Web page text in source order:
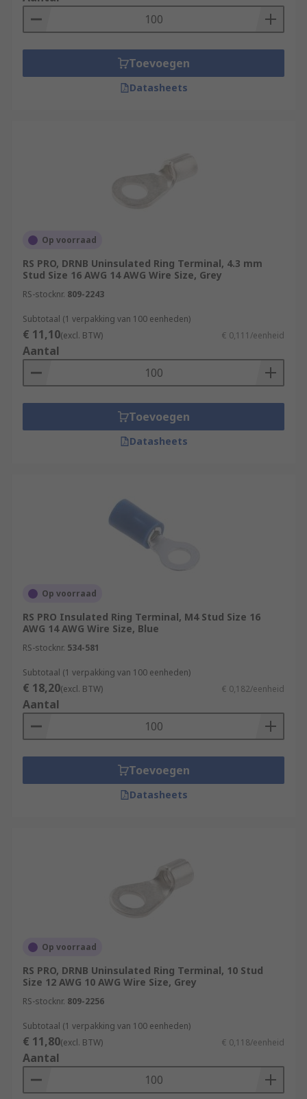
Toevoegen
Datasheets
Op voorraad
RS PRO, DRNB Uninsulated Ring Terminal, 4.3 mm
Stud Size 16 AWG 14 AWG Wire Size, Grey
RS-stocknr. 809-2243
Subtotaal (1 verpakking van 100 eenheden)
€ 11,10(excl. BTW) € 0,111/eenheid
Aantal
Toevoegen
Datasheets
Op voorraad
RS PRO Insulated Ring Terminal, M4 Stud Size 16
AWG 14 AWG Wire Size, Blue
RS-stocknr. 534-581
Subtotaal (1 verpakking van 100 eenheden)
€ 18,20(excl. BTW) € 0,182/eenheid
Aantal
Toevoegen
Datasheets
Op voorraad
RS PRO, DRNB Uninsulated Ring Terminal, 10 Stud
Size 12 AWG 10 AWG Wire Size, Grey
RS-stocknr. 809-2256
Subtotaal (1 verpakking van 100 eenheden)
€ 11,80(excl. BTW) € 0,118/eenheid
Aantal